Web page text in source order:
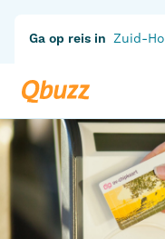
Ga op reis in Zuid-